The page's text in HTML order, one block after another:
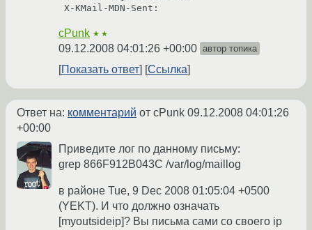
X-KMail-MDN-Sent:
cPunk ★★
09.12.2008 04:01:26 +00:00 автор топика
Показать ответ Ссылка
Ответ на: комментарий от cPunk 09.12.2008 04:01:26
+00:00
Приведите лог по данному письму:
grep 866F912B043C /var/log/maillog
в районе Tue, 9 Dec 2008 01:05:04 +0500
(YEKT). И что должно означать
[myoutsideip]? Вы письма сами со своего ip